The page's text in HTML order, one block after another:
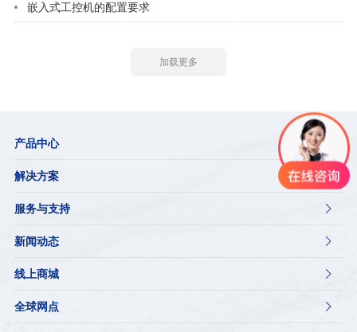
嵌入式工控机的配置要求
加载更多
产品中心 
解决方案 
服务与支持 
新闻动态 
线上商城 
全球网点 